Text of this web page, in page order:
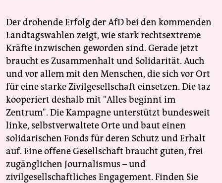
Der drohende Erfolg der AfD bei den kommenden
Landtagswahlen zeigt, wie stark rechtsextreme
Kräfte inzwischen geworden sind. Gerade jetzt
braucht es Zusammenhalt und Solidarität. Auch
und vor allem mit den Menschen, die sich vor Ort
für eine starke Zivilgesellschaft einsetzen. Die taz
kooperiert deshalb mit "Alles beginnt im
Zentrum". Die Kampagne unterstützt bundesweit
linke, selbstverwaltete Orte und baut einen
solidarischen Fonds für deren Schutz und Erhalt
auf. Eine offene Gesellschaft braucht guten, frei
zugänglichen Journalismus – und
zivilgesellschaftliches Engagement. Finden Sie